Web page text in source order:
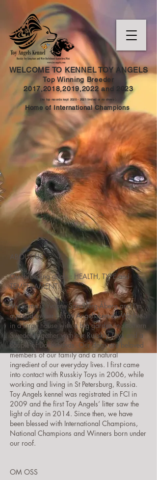
WELCOME TO KENNEL TOY ANGELS
Top Winning Breeder
2017,2018,2019,2022 and 2023
(no top records kept 2020 - 2021limited or no shows )
Home of International Champions
ABOUT US
Our breeding goals : HEALTH, TYPE and
TEMPERAMENT.
My name is Yvonne Sandberg-Åberg and I’m
a proud owner of Toy Angels kennel. We live
in a large house with a big garden in southern
Sweden together with our Russkiy Toys and a
couple of Dachshunds. Our dogs are beloved
members of our family and a natural
ingredient of our everyday lives. I first came
into contact with Russkiy Toys in 2006, while
working and living in St Petersburg, Russia.
Toy Angels kennel was registrated in FCI in
2009 and the first Toy Angels’ litter saw the
light of day in 2014. Since then, we have
been blessed with International Champions,
National Champions and Winners born under
our roof.
OM OSS ​